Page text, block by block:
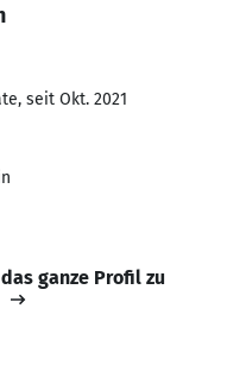
seit Okt. 2021
ganze Profil zu